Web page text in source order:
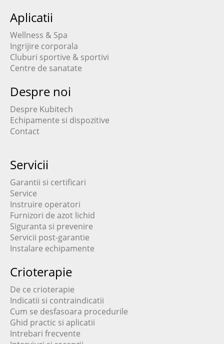
Aplicatii
Wellness & Spa
Ingrijire corporala
Cluburi sportive & sportivi
Centre de sanatate
Despre noi
Despre Kubitech
Echipamente si dispozitive
Contact
Servicii
Garantii si certificari
Service
Instruire operatori
Furnizori de azot lichid
Siguranta si prevenire
Servicii post-garantie
Instalare echipamente
Crioterapie
De ce crioterapie
Indicatii si contraindicatii
Cum se desfasoara procedurile
Ghid practic si aplicatii
Intrebari frecvente